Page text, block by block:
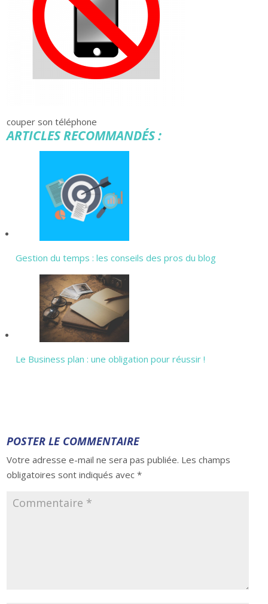
couper son téléphone
ARTICLES RECOMMANDÉS :
Gestion du temps : les conseils des pros du blog
Le Business plan : une obligation pour réussir !
POSTER LE COMMENTAIRE
Votre adresse e-mail ne sera pas publiée. Les champs
obligatoires sont indiqués avec*